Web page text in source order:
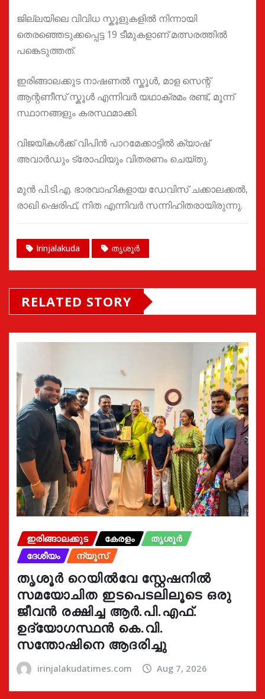
ജില്ലയിലെ വിവിധ സ്കൂളുകളിൽ നിന്നായി
തെരഞ്ഞെടുക്കപ്പെട്ട 19 ടീമുകളാണ് മത്സരത്തിൽ
പങ്കെടുത്തത്.
ഇരിങ്ങാലക്കുട നാഷണൽ സ്കൂൾ, മാള സെന്റ്
ആന്റണീസ് സ്കൂൾ എന്നിവർ യഥാക്രമം രണ്ട്, മൂന്ന്
സ്ഥാനങ്ങളും കരസ്ഥമാക്കി.
വിജയികൾക്ക് വിപിൻ പാറമേക്കാട്ടിൽ ക്യാഷ്
അവാർഡും ട്രോഫിയും വിതരണം ചെയ്തു.
മുൻ പി.ടി.എ. ഭാരവാഹികളായ ഡേവിസ് ചക്കാലക്കൽ,
രാഖി ഷെരിഫ്, നിത എന്നിവർ സന്നിഹിതരായിരുന്നു.
Irinjalakuda തൃശൂർ
RELATED STORY
ഇരിങ്ങാലക്കുട കേരളം
തൃശൂർ
ദേശീയം
ന്യൂസ്
തൃശൂർ റെയിൽവേ സ്റ്റേഷനിൽ
സമയോചിത ഇടപെടലിലൂടെ ഒരു
ജീവൻ രക്ഷിച്ച ആർ.പി.എഫ്.
ഉദ്യോഗസ്ഥൻ കെ.വി.
സന്തോഷിനെ ആദരിച്ചു
irinjalakudatimes.com Aug 7, 2026